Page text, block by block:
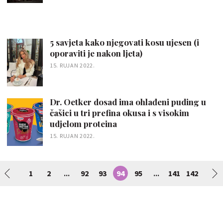
5 savjeta kako njegovati kosu ujesen (i
oporaviti je nakon ljeta)
15. RUJAN 2022.
Dr. Oetker dosad ima ohlađeni puding u
čašici u tri prefina okusa i s visokim
udjelom proteina
15. RUJAN 2022.
1 2 ... 92 93 94 95 ... 141 142